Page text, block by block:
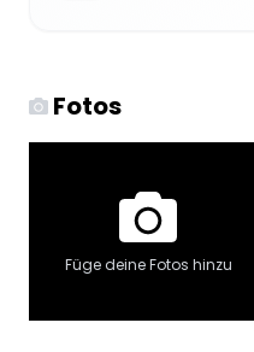
Fotos
Füge deine Fotos hinzu